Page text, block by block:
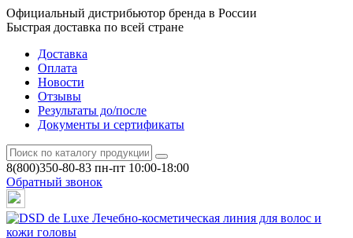
Официальный дистрибьютор бренда в России
Быстрая доставка по всей стране
Доставка
Оплата
Новости
Отзывы
Результаты до/после
Документы и сертификаты
8(800)350-80-83 пн-пт 10:00-18:00
Обратный звонок